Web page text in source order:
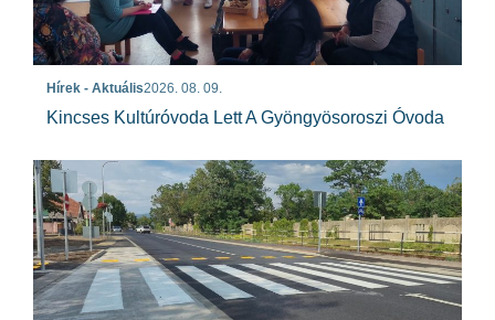
Hírek - Aktuális2026. 08. 09.
Kincses Kultúróvoda Lett A Gyöngyösoroszi Óvoda